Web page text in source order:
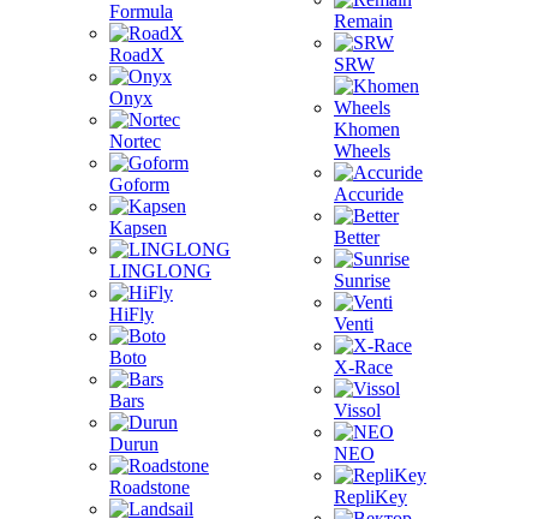
Formula
RoadX
Onyx
Nortec
Goform
Kapsen
LINGLONG
HiFly
Boto
Bars
Durun
Roadstone
Remain
SRW
Khomen
Wheels
Accuride
Better
Sunrise
Venti
X-Race
Vissol
NEO
RepliKey